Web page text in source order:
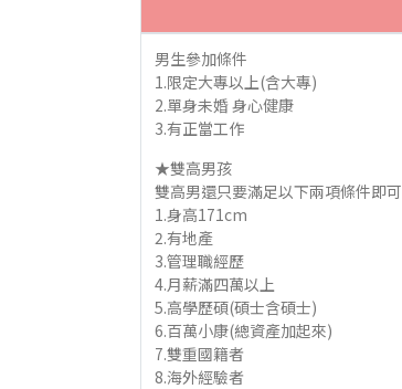
男生參加條件
1.限定大專以上(含大專)
2.單身未婚 身心健康
3.有正當工作
★雙高男孩
雙高男還只要滿足以下兩項條件即可
1.身高171cm
2.有地產
3.管理職經歷
4.月薪滿四萬以上
5.高學歷碩(碩士含碩士)
6.百萬小康(總資產加起來)
7.雙重國籍者
8.海外經驗者